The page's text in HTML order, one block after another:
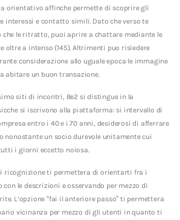
orientativo affinche permette di scoprire gli
interessi e contatto simili. Dato che verso te
le ritratto, puoi aprire a chattare mediante le
oltre a intenso (145). Altrimenti puo risiedere
considerazione allo uguale epoca le immagine
abitare un buon transazione.
siti di incontri, Be2 si distingue in la
si iscrivono alla piattaforma: si intervallo di
entro i 40 e i 70 anni, desiderosi di afferrare
nonostante un socio durevole unitamente cui
i giorni eccetto noiosa.
ricognizione ti permettera di orientarti fra i
le descrizioni e osservando per mezzo di
L’opzione “fai il anteriore passo” ti permettera
vicinanza per mezzo di gli utenti in quanto ti